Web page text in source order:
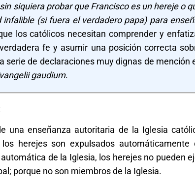
sin siquiera probar que Francisco es un hereje o
(si fuera el verdadero papa) para
los católicos necesitan comprender y
fe y asumir una posición correcta
de declaraciones muy dignas de mención
gaudium.
una enseñanza autoritaria de la Iglesia
herejes son expulsados ​​automáticamente
de la Iglesia, los herejes no pueden
porque no son miembros de la Iglesia.